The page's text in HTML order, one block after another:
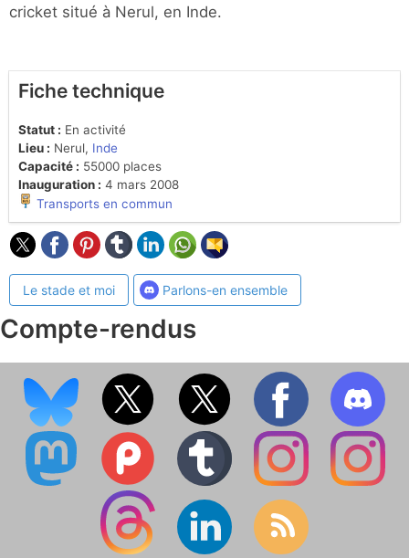
cricket situé à Nerul, en Inde.
Fiche technique
Statut : En activité
Lieu : Nerul, Inde
Capacité : 55000 places
Inauguration : 4 mars 2008
Transports en commun
Le stade et moi Parlons-en ensemble
Compte-rendus